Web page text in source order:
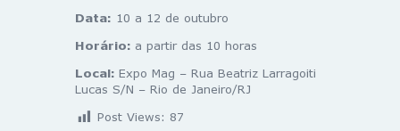
Data: 10 a 12 de outubro
Horário: a partir das 10 horas
Local: Expo Mag – Rua Beatriz Larragoiti
Lucas S/N – Rio de Janeiro/RJ
Post Views: 87